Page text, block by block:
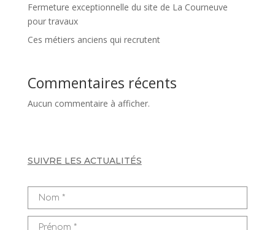
Fermeture exceptionnelle du site de La Courneuve
pour travaux
Ces métiers anciens qui recrutent
Commentaires récents
Aucun commentaire à afficher.
SUIVRE LES ACTUALITÉS